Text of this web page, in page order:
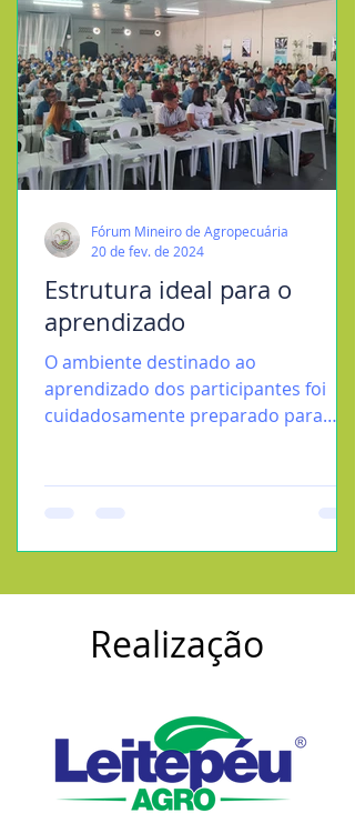
Estrutura ideal para o
aprendizado
O ambiente destinado ao
aprendizado dos participantes foi
cuidadosamente preparado para
Fórum Mineiro de Agropecuária
20 de fev. de 2024
Realização